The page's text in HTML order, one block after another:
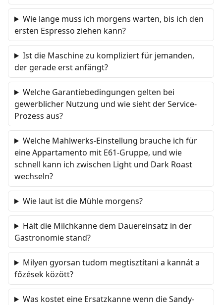
Wie lange muss ich morgens warten, bis ich den
ersten Espresso ziehen kann?
Ist die Maschine zu kompliziert für jemanden,
der gerade erst anfängt?
Welche Garantiebedingungen gelten bei
gewerblicher Nutzung und wie sieht der Service-
Prozess aus?
Welche Mahlwerks-Einstellung brauche ich für
eine Appartamento mit E61-Gruppe, und wie
schnell kann ich zwischen Light und Dark Roast
wechseln?
Wie laut ist die Mühle morgens?
Hält die Milchkanne dem Dauereinsatz in der
Gastronomie stand?
Milyen gyorsan tudom megtisztítani a kannát a
főzések között?
Was kostet eine Ersatzkanne wenn die Sandy-